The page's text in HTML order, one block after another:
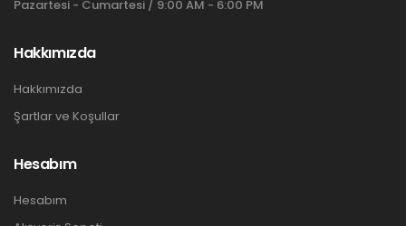
Pazartesi - Cumartesi / 9:00 AM - 6:00 PM
Hakkımızda
Hakkımızda
Şartlar ve Koşullar
Hesabım
Hesabım